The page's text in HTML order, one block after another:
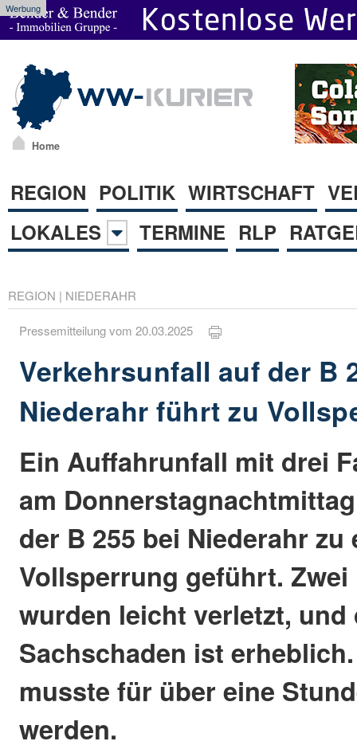
Werbung
Home
REGION POLITIK WIRTSCHAFT
LOKALES
TERMINE RLP
REGION | NIEDERAHR
Pressemitteilung vom 20.03.2025
Verkehrsunfall auf der B
Niederahr führt zu
Ein Auffahrunfall mit drei
am
der B 255 bei Niederahr zu
Vollsperrung geführt. Zwei
wurden leicht verletzt, und
Sachschaden ist
musste für über eine
werden.